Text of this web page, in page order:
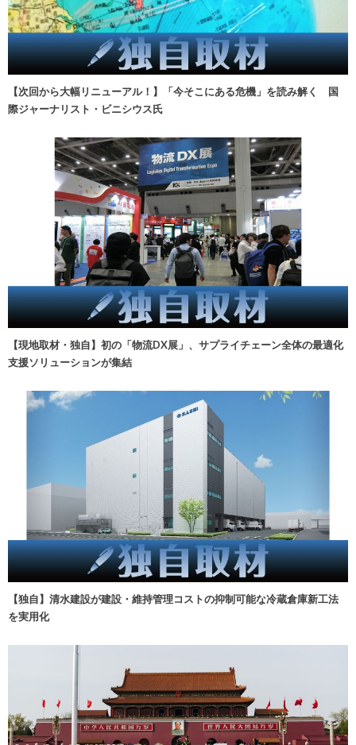
【次回から大幅リニューアル！】「今そこにある危機」を読み解く 国
際ジャーナリスト・ビニシウス氏
【現地取材・独自】初の「物流DX展」、サプライチェーン全体の最適化
支援ソリューションが集結
【独自】清水建設が建設・維持管理コストの抑制可能な冷蔵倉庫新工法
を実用化